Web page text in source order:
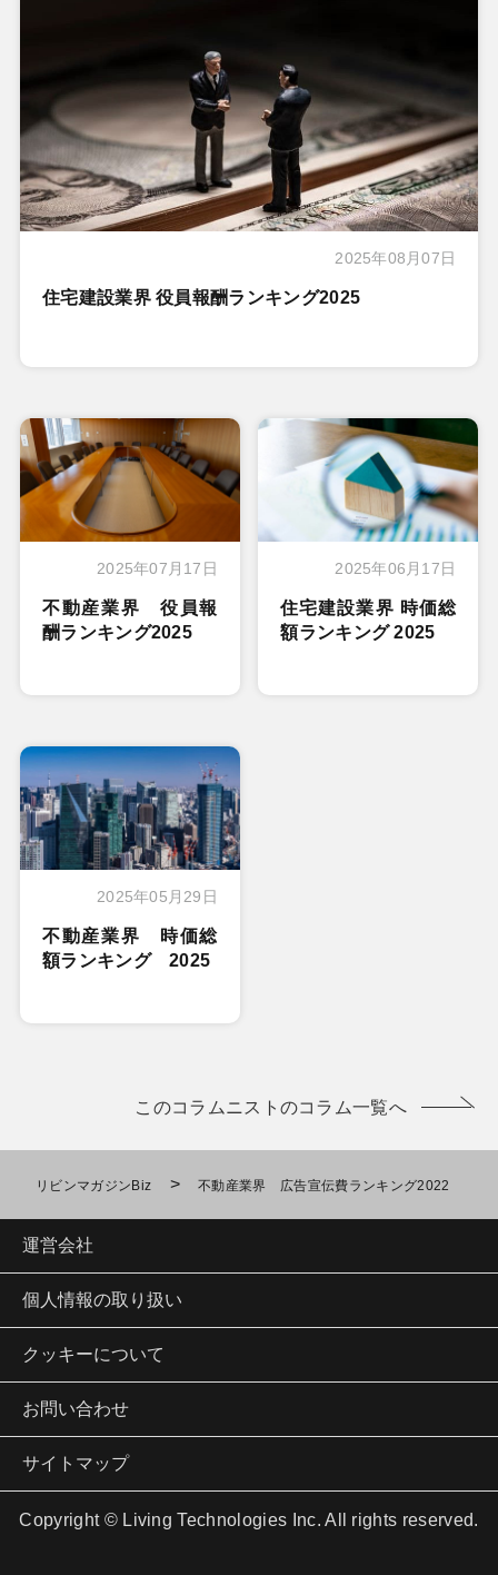
2025年08月07日
住宅建設業界 役員報酬ランキング2025
2025年07月17日
不動産業界 役員報
酬ランキング2025
2025年06月17日
住宅建設業界 時価総
額ランキング 2025
2025年05月29日
不動産業界 時価総
額ランキング 2025
このコラムニストのコラム一覧へ
リビンマガジンBiz > 不動産業界 広告宣伝費ランキング2022
運営会社
個人情報の取り扱い
クッキーについて
お問い合わせ
サイトマップ
Copyright © Living Technologies Inc. All rights reserved.